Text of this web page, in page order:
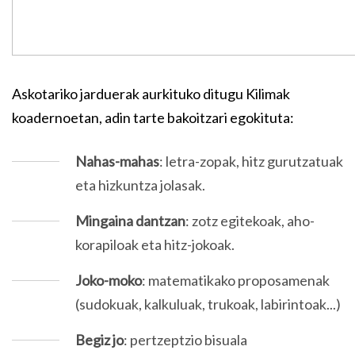
Askotariko jarduerak aurkituko ditugu Kilimak
koadernoetan, adin tarte bakoitzari egokituta:
Nahas-mahas: letra-zopak, hitz gurutzatuak
eta hizkuntza jolasak.
Mingaina dantzan: zotz egitekoak, aho-
korapiloak eta hitz-jokoak.
Joko-moko: matematikako proposamenak
(sudokuak, kalkuluak, trukoak, labirintoak...)
Begiz jo: pertzeptzio bisuala